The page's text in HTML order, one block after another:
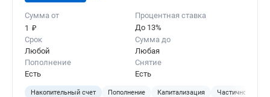
Сумма от
1 ₽
Процентная ставка
До 13%
Срок
Любой
Сумма до
Любая
Пополнение
Есть
Снятие
Есть
Накопительный счет Пополнение Капитализация Частичное